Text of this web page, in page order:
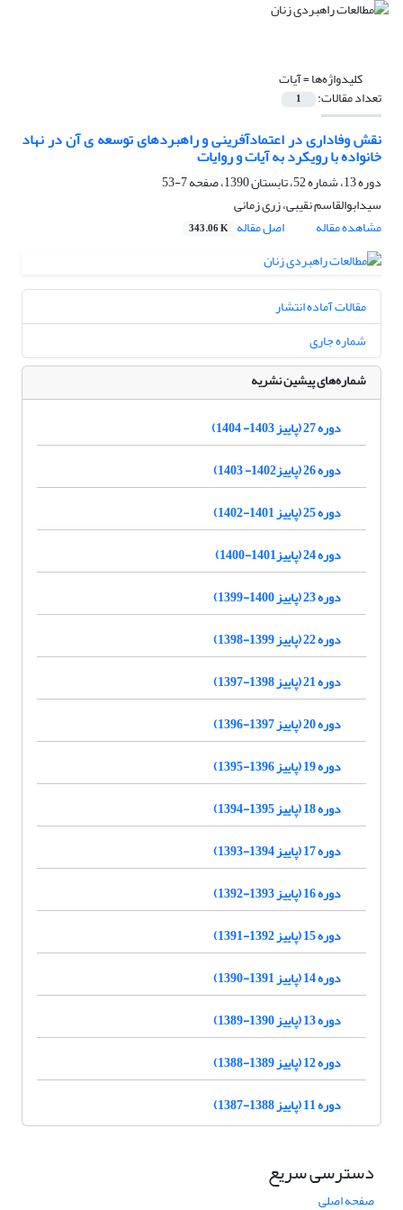
کلیدواژه‌ها =آیات
تعداد مقالات: 1
نقش وفاداری در اعتمادآفرینی و راهبردهای توسعه ی آن در نهاد
خانواده با رویکرد به آیات و روایات
دوره 13، شماره 52، تابستان 1390، صفحه
7-53
سیدابوالقاسم نقیبی، زری زمانی
مشاهده مقاله
اصل مقاله 343.06 K
مقالات آماده انتشار
شماره جاری
شماره‌های پیشین نشریه
دوره 27 (پاییز 1403- 1404)
دوره 26 (پاییز1402- 1403)
دوره 25 (پاییز 1401-1402)
دوره 24 (پاییز1401-1400)
دوره 23 (پاییز 1400-1399)
دوره 22 (پاییز 1399-1398)
دوره 21 (پاییز 1398-1397)
دوره 20 (پاییز 1397-1396)
دوره 19 (پاییز 1396-1395)
دوره 18 (پاییز 1395-1394)
دوره 17 (پاییز 1394-1393)
دوره 16 (پاییز 1393-1392)
دوره 15 (پاییز 1392-1391)
دوره 14 (پاییز 1391-1390)
دوره 13 (پاییز 1390-1389)
دوره 12 (پاییز 1389-1388)
دوره 11 (پاییز 1388-1387)
دسترسی سریع
صفحه اصلی